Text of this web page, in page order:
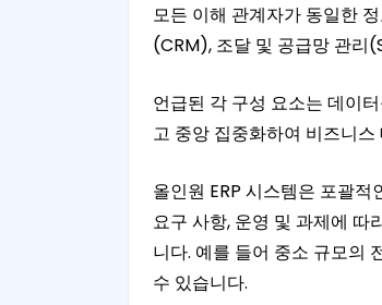
모든 이해 관계자가 동일한
(CRM), 조달 및 공급망 관리
언급된 각 구성 요소는 데이
고 중앙 집중화하여 비즈니
올인원 ERP 시스템은 포괄
요구 사항, 운영 및 과제에 따
니다. 예를 들어 중소 규모의
수 있습니다.